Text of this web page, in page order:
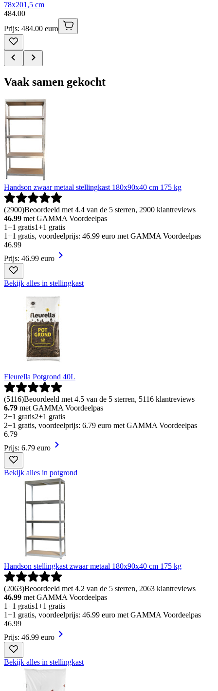
78x201,5 cm
484.00
Prijs: 484.00 euro
Vaak samen gekocht
Handson zwaar metaal stellingkast 180x90x40 cm 175 kg
(2900)Beoordeeld met 4.4 van de 5 sterren, 2900 klantreviews
46.99 met GAMMA Voordeelpas
1+1 gratis1+1 gratis
1+1 gratis, voordeelprijs: 46.99 euro met GAMMA Voordeelpas
46.99
Prijs: 46.99 euro
Bekijk alles in stellingkast
Fleurella Potgrond 40L
(5116)Beoordeeld met 4.5 van de 5 sterren, 5116 klantreviews
6.79 met GAMMA Voordeelpas
2+1 gratis2+1 gratis
2+1 gratis, voordeelprijs: 6.79 euro met GAMMA Voordeelpas
6.79
Prijs: 6.79 euro
Bekijk alles in potgrond
Handson stellingkast zwaar metaal 180x90x40 cm 175 kg
(2063)Beoordeeld met 4.2 van de 5 sterren, 2063 klantreviews
46.99 met GAMMA Voordeelpas
1+1 gratis1+1 gratis
1+1 gratis, voordeelprijs: 46.99 euro met GAMMA Voordeelpas
46.99
Prijs: 46.99 euro
Bekijk alles in stellingkast